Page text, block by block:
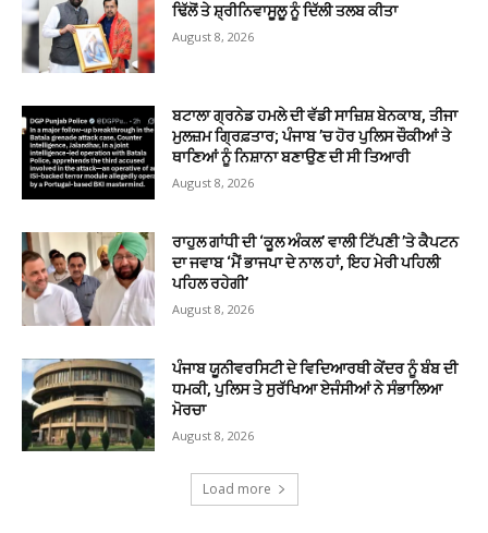
ਢਿੱਲੋਂ ਤੇ ਸ਼੍ਰੀਨਿਵਾਸੂਲੂ ਨੂੰ ਦਿੱਲੀ ਤਲਬ ਕੀਤਾ
August 8, 2026
ਬਟਾਲਾ ਗ੍ਰਨੇਡ ਹਮਲੇ ਦੀ ਵੱਡੀ ਸਾਜ਼ਿਸ਼ ਬੇਨਕਾਬ, ਤੀਜਾ
ਮੁਲਜ਼ਮ ਗ੍ਰਿਫ਼ਤਾਰ; ਪੰਜਾਬ ’ਚ ਹੋਰ ਪੁਲਿਸ ਚੌਕੀਆਂ ਤੇ
ਥਾਣਿਆਂ ਨੂੰ ਨਿਸ਼ਾਨਾ ਬਣਾਉਣ ਦੀ ਸੀ ਤਿਆਰੀ
August 8, 2026
ਰਾਹੁਲ ਗਾਂਧੀ ਦੀ ‘ਕੂਲ ਅੰਕਲ’ ਵਾਲੀ ਟਿੱਪਣੀ ’ਤੇ ਕੈਪਟਨ
ਦਾ ਜਵਾਬ ‘ਮੈਂ ਭਾਜਪਾ ਦੇ ਨਾਲ ਹਾਂ, ਇਹ ਮੇਰੀ ਪਹਿਲੀ
ਪਹਿਲ ਰਹੇਗੀ’
August 8, 2026
ਪੰਜਾਬ ਯੂਨੀਵਰਸਿਟੀ ਦੇ ਵਿਦਿਆਰਥੀ ਕੇਂਦਰ ਨੂੰ ਬੰਬ ਦੀ
ਧਮਕੀ, ਪੁਲਿਸ ਤੇ ਸੁਰੱਖਿਆ ਏਜੰਸੀਆਂ ਨੇ ਸੰਭਾਲਿਆ
ਮੋਰਚਾ
August 8, 2026
Load more